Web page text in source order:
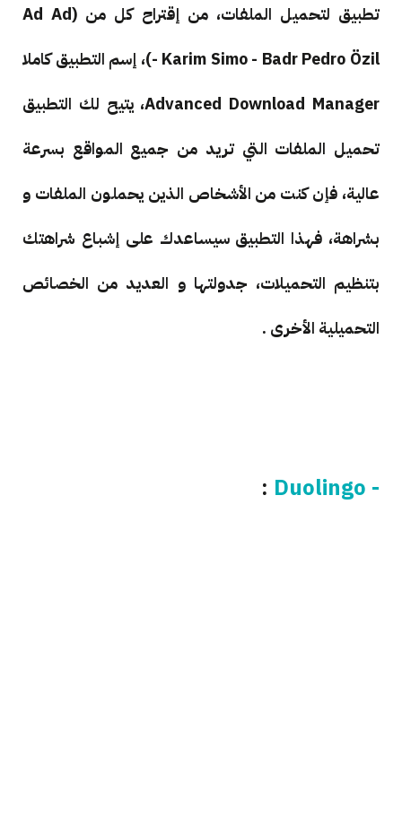
تطبيق لتحميل الملفات، من إقتراح كل من (Ad Ad
- Karim Simo - Badr Pedro Özil)، إسم التطبيق كاملا
Advanced Download Manager، يتيح لك التطبيق
تحميل الملفات التي تريد من جميع المواقع بسرعة
عالية، فإن كنت من الأشخاص الذين يحملون الملفات و
بشراهة، فهذا التطبيق سيساعدك على إشباع شراهتك
بتنظيم التحميلات، جدولتها و العديد من الخصائص
التحميلية الأخرى .
- Duolingo
: